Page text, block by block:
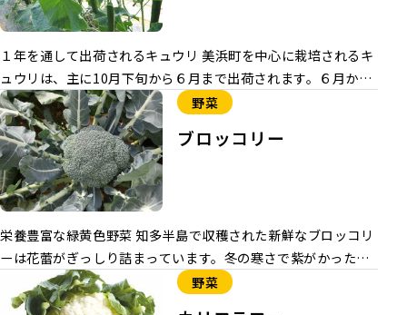
常滑市・南知多町 主な品種 【筑陽】露地で栽培されている「筑
陽（ちくよう）」は濃黒紫色でつやがよく、皮や果肉がほどよ
くやわらかいので、調理方法を選びません。 【とげなし豊両】
ハウス栽培では愛知県が育成した「とげなし豊両（ほうりょ
う）」（出願公開中「試交17−22」愛称「紫煌（しこう）」）
が栽培されています。単為結果性をもち、とげがないので生産
者の作業軽減できる品種として、令和６年産から本格栽培して
います。 レシピ ナスの肉みそ焼きそば 焼きなすサラダ ピリ
辛！ ナスとズッキーニのチリソース 新感覚！ ナスとトマトの
春巻き
１年を通して出荷されるキュウリ 美浜町を中心に栽培されるキ
ュウリは、主に10月下旬から６月まで出荷されます。６月から
10月にかけては雨除けハウス栽培による夏秋キュウリもあるた
め、１年を通して出荷されています。美浜きゅうり選果場で
は、選果担当者による品質チェックと、選別カメラを搭載した
選果機を使って長さや曲がり、太さなどを判別して選別してい
ます。みずみずしく歯触りがよく、濃緑色で光沢がある「ニー
ナZ」など、産地奨励品種を栽培しています。 出荷期間 ハウス
栽培 ：10月から６月雨除けハウス ：６月から10月 主な
産地 美浜町 主な品種 ニーナZなど産地奨励品種
野菜
ブロッコリー
栄養豊富な緑黄色野菜 知多半島で収穫された新鮮なブロッコリ
ーは花蕾がぎっしり詰まっています。冬の寒さで紫がかったも
のは特に甘さが強いです。 出荷期間 10月下旬から3月下旬 主な
野菜